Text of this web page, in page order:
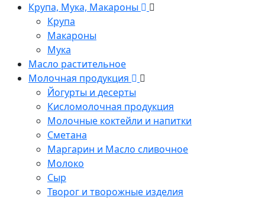
Крупа, Мука, Макароны
Крупа
Макароны
Мука
Масло растительное
Молочная продукция
Йогурты и десерты
Кисломолочная продукция
Молочные коктейли и напитки
Сметана
Маргарин и Масло сливочное
Молоко
Сыр
Творог и творожные изделия